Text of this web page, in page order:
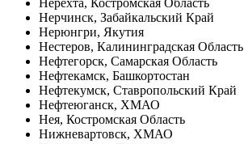
Нерехта, Костромская Область
Нерчинск, Забайкальский Край
Нерюнгри, Якутия
Нестеров, Калининградская Область
Нефтегорск, Самарская Область
Нефтекамск, Башкортостан
Нефтекумск, Ставропольский Край
Нефтеюганск, ХМАО
Нея, Костромская Область
Нижневартовск, ХМАО